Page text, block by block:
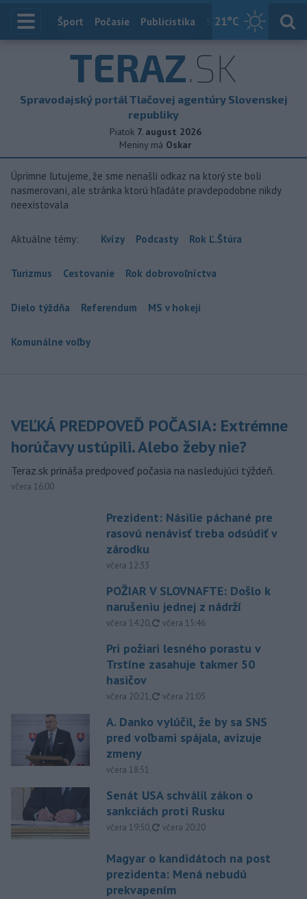
21°C
Index
Šport Počasie Publicistika Slovensko
TERAZ.SK
Spravodajský portál Tlačovej agentúry Slovenskej
republiky
Piatok 7. august 2026
Meniny má Oskar
Úprimne ľutujeme, že sme nenašli odkaz na ktorý ste boli
nasmerovaní, ale stránka ktorú hľadáte pravdepodobne nikdy
neexistovala
Aktuálne témy: Kvízy Podcasty Rok Ľ.Štúra
Turizmus Cestovanie Rok dobrovoľníctva
Dielo týždňa Referendum MS v hokeji
Komunálne voľby
VEĽKÁ PREDPOVEĎ POČASIA: Extrémne
horúčavy ustúpili. Alebo žeby nie?
Teraz.sk prináša predpoveď počasia na nasledujúci týždeň.
včera 16:00
Prezident: Násilie páchané pre
rasovú nenávisť treba odsúdiť v
zárodku
včera 12:33
POŽIAR V SLOVNAFTE: Došlo k
narušeniu jednej z nádrží
včera 14:20, aktualizované
včera 15:46
Pri požiari lesného porastu v
Trstíne zasahuje takmer 50
hasičov
včera 20:21, aktualizované
včera 21:05
A. Danko vylúčil, že by sa SNS
pred voľbami spájala, avizuje
zmeny
včera 18:51
Senát USA schválil zákon o
sankciách proti Rusku
včera 19:50, aktualizované
včera 20:20
Magyar o kandidátoch na post
prezidenta: Mená nebudú
prekvapením